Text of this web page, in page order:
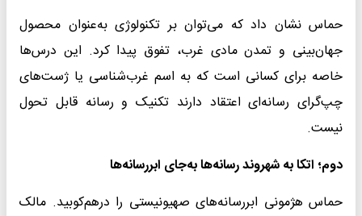
حماس نشان داد که می‌توان بر تکنولوژی به‌عنوان محصول
جهان‌بینی و تمدن مادی غرب، تفوق پیدا کرد. این درس‌ها
خاصه برای کسانی است که به اسم غرب‌شناسی ‌یا ژست‌های
چپ‌گرای رسانه‌ای اعتقاد دارند تکنیک و رسانه قابل تحول
نیست.
دوم؛ اتکا به شهروند رسانه‌ها به‌جای ابررسانه‌ها
حماس هژمونی ابررسانه‌های صهیونیستی را در‌هم‌کوبید. مالک